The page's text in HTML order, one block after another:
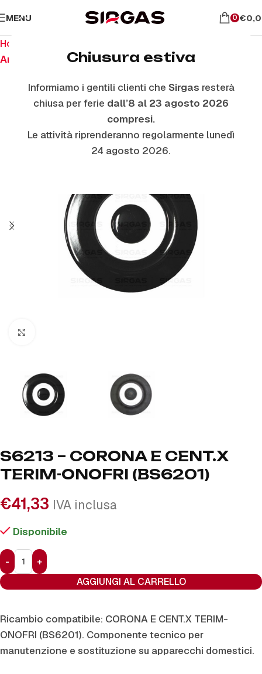
Chiusura estiva
Informiamo i gentili clienti che Sirgas resterà
chiusa per ferie dall’8 al 23 agosto 2026
compresi.
Le attività riprenderanno regolarmente lunedì
24 agosto 2026.
MENU 0 €
Home
Anelli E Piattelli Smaltati
S6213 – CORONA E CENT.X
TERIM-ONOFRI (BS6201)
€41,33 IVA inclusa
Disponibile
AGGIUNGI AL CARRELLO
Ricambio compatibile: CORONA E CENT.X TERIM-
ONOFRI (BS6201). Componente tecnico per
manutenzione e sostituzione su apparecchi domestici.